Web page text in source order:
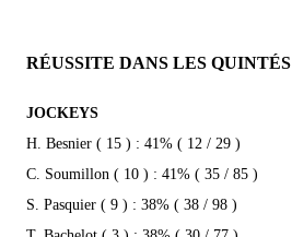
RÉUSSITE DANS LES QUINTÉS
JOCKEYS
H. Besnier ( 15 ) : 41% ( 12 / 29 )
C. Soumillon ( 10 ) : 41% ( 35 / 85 )
S. Pasquier ( 9 ) : 38% ( 38 / 98 )